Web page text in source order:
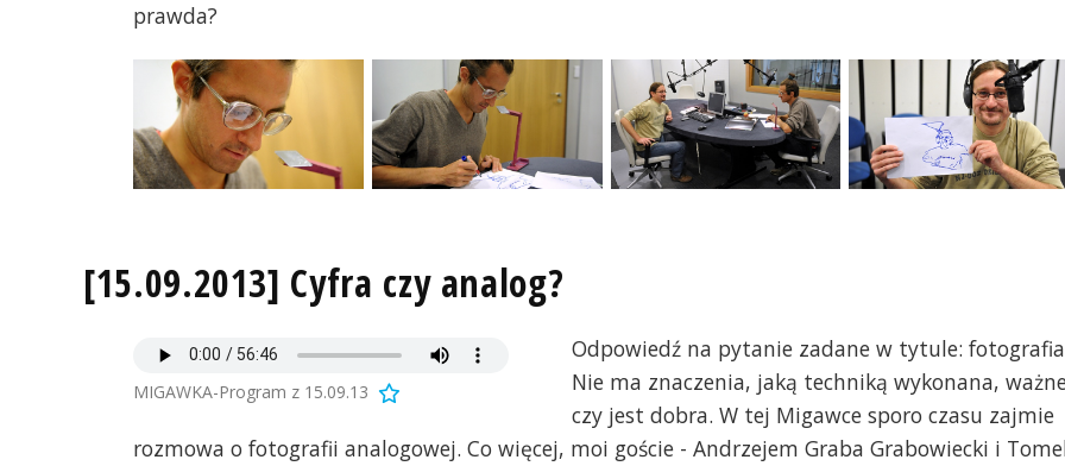
prawda?
[15.09.2013] Cyfra czy analog?
MIGAWKA-Program z 15.09.13
Odpowiedź na pytanie zadane w tytule:
Nie ma znaczenia, jaką techniką wykonana,
czy jest dobra. W tej Migawce sporo czasu zajmie
rozmowa o fotografii analogowej. Co więcej, moi goście - Andrzejem Graba Grabowiecki i